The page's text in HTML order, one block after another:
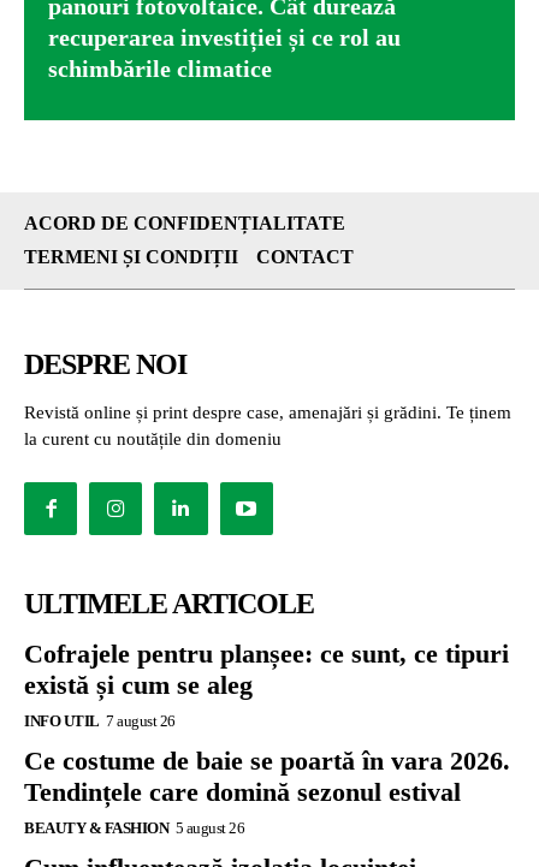
panouri fotovoltaice. Cât durează
recuperarea investiției și ce rol au
schimbările climatice
ACORD DE CONFIDENȚIALITATE
TERMENI ȘI CONDIȚII
CONTACT
DESPRE NOI
Revistă online și print despre case, amenajări și grădini. Te ținem
la curent cu noutățile din domeniu
ULTIMELE ARTICOLE
Cofrajele pentru planșee: ce sunt, ce tipuri
există și cum se aleg
INFO UTIL 7 august 26
Ce costume de baie se poartă în vara 2026.
Tendințele care domină sezonul estival
BEAUTY & FASHION 5 august 26